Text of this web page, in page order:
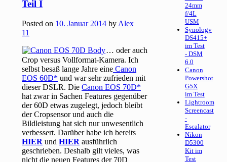
Teil I
Posted on 10. Januar 2014 by Alex
11
… oder auch
Crop versus Vollformat-Kamera. Ich
selbst besaß lange Jahre eine Canon
EOS 60D
und war sehr zufrieden mit
dieser DSLR. DieCanon EOS 70D
hat zwar in Sachen Features gegenüber
der 60D etwas zugelegt, jedoch bleibt
der Cropsensor und auch die
Bildleistung hat sich nur unwesentlich
verbessert. Darüber habe ich bereits
HIER undHIER ausführlich
geschrieben. Deshalb gilt vieles, was
nicht die neuen Features der 70D
24mm
f/4L
USM
Synology
DS415+
im Test
- DSM
6.0
Canon
Powershot
G5X
im Test
Lightroom
Screencast
-
Escalator
Nikon
D5300
Kit im
Test